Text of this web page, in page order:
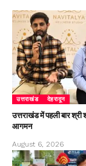
उत्तराखंड देहरादून
उत्तराखंड में पहली बार श्री
आगमन
August 6, 2026